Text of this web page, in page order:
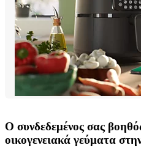
Ο συνδεδεμένος σας
οικογενειακά γεύματα